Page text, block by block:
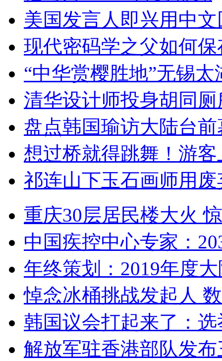
美国发言人即兴用中
现代密码学之父如何
“中华赏樱胜地”无锡
清华设计师投身胡同
盘点韩国瑜访大陆台
想过桥就得跳舞！游客
祁连山下玉石画师用
重庆30层居民楼大火
中国疾控中心专家：
年终策划：2019年度
悼念冰桶挑战发起人
韩国议会打起来了：
解放军驻香港部队发